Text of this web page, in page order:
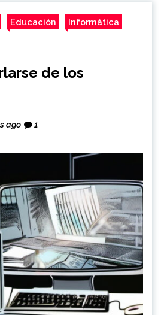
Educación Informática
de los
ago 1